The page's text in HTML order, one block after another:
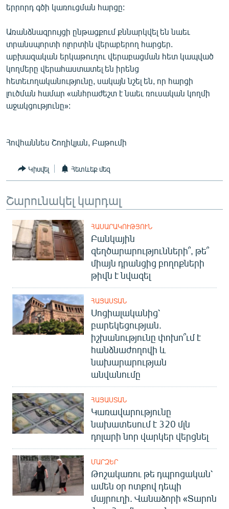
ՓՈԴՔԱՍԹ
Հայերեն
English
Русский
ՀԵՏԵՎԵՔ ՄԵԶ
«Ազատության» բոլոր կայքերը
երրորդ գծի կառուցման հարցը:
Առանձնազրույցի ընթացքում քննարկվել են նաեւ
տրանսպորտի ոլորտին վերաբերող հարցեր.
աբխազական երկաթուղու վերաբացման հետ կապված
կողմերը վերահաստատել են իրենց
հետեւողականությունը, սակայն նշել են, որ հարցի
լուծման համար «անհրաժեշտ է նաեւ ռուսական կողմի
աջակցությունը»:
Հովհաննես Շողիկյան, Բաթումի
Կիսվել Հետևեք մեզ
Շարունակել կարդալ
ՀԱՍԱՐԱԿՈՒԹՅՈՒՆ
Բանկային
զեղծարարությունների՞, թե՞
միայն դրանցից բողոքների
թիվն է նվազել
ՀԱՅԱՍՏԱՆ
Սոցիալականից՝
բարեկեցության.
իշխանությունը փոխո՞ւմ է
հանձնաժողովի և
նախարարության
անվանումը
ՀԱՅԱՍՏԱՆ
Կառավարությունը
նախատեսում է 320 մլն
դոլարի նոր վարկեր վերցնել
ՄԱՐԶԵՐ
Թոշակառու թե դպրոցական՝
ամեն օր ոտքով դեպի
մայրուղի. Վանաձորի «Տարոն